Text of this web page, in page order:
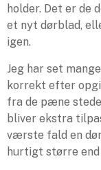
holder. Det er de
et nyt dørblad,
igen.
Jeg har set
korrekt efter
fra de pæne
bliver ekstra
værste fald en
hurtigt større